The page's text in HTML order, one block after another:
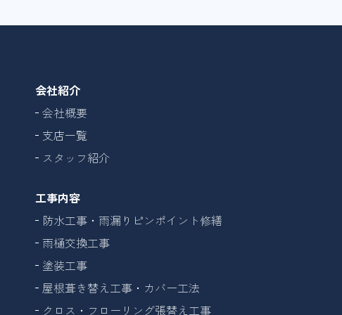
会社紹介
会社概要
支店一覧
スタッフ紹介
工事内容
防水工事・雨漏りピンポイント修繕
雨樋交換工事
塗装工事
屋根葺き替え工事・カバー工法
クロス・フローリング張替え工事